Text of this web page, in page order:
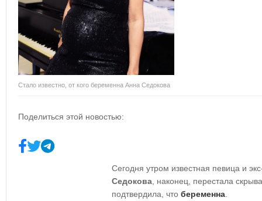
Стало известно, от кого беременна Анна Седокова
Поделиться этой новостью:
Сегодня утром известная певица и
Седокова , наконец, перестала
подтвердила, что беременна